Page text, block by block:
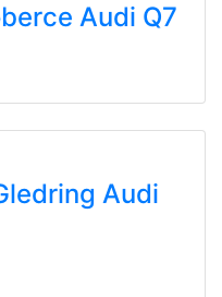
Audi Q7
Audi